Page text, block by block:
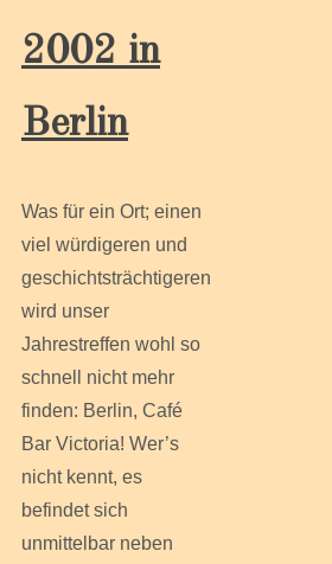
2002 in
Berlin
Was für ein Ort; einen
viel würdigeren und
geschichtsträchtigeren
wird unser
Jahrestreffen wohl so
schnell nicht mehr
finden: Berlin, Café
Bar Victoria! Wer’s
nicht kennt, es
befindet sich
unmittelbar neben